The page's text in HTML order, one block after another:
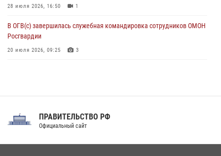
28 июля 2026, 16:50 1
В ОГВ(с) завершилась служебная командировка сотрудников ОМОН
Росгвардии
20 июля 2026, 09:25 3
Праздник «Один день с Росгвардией» к 105-летию Центрального
ПРАВИТЕЛЬСТВО РФ
Официальный сайт